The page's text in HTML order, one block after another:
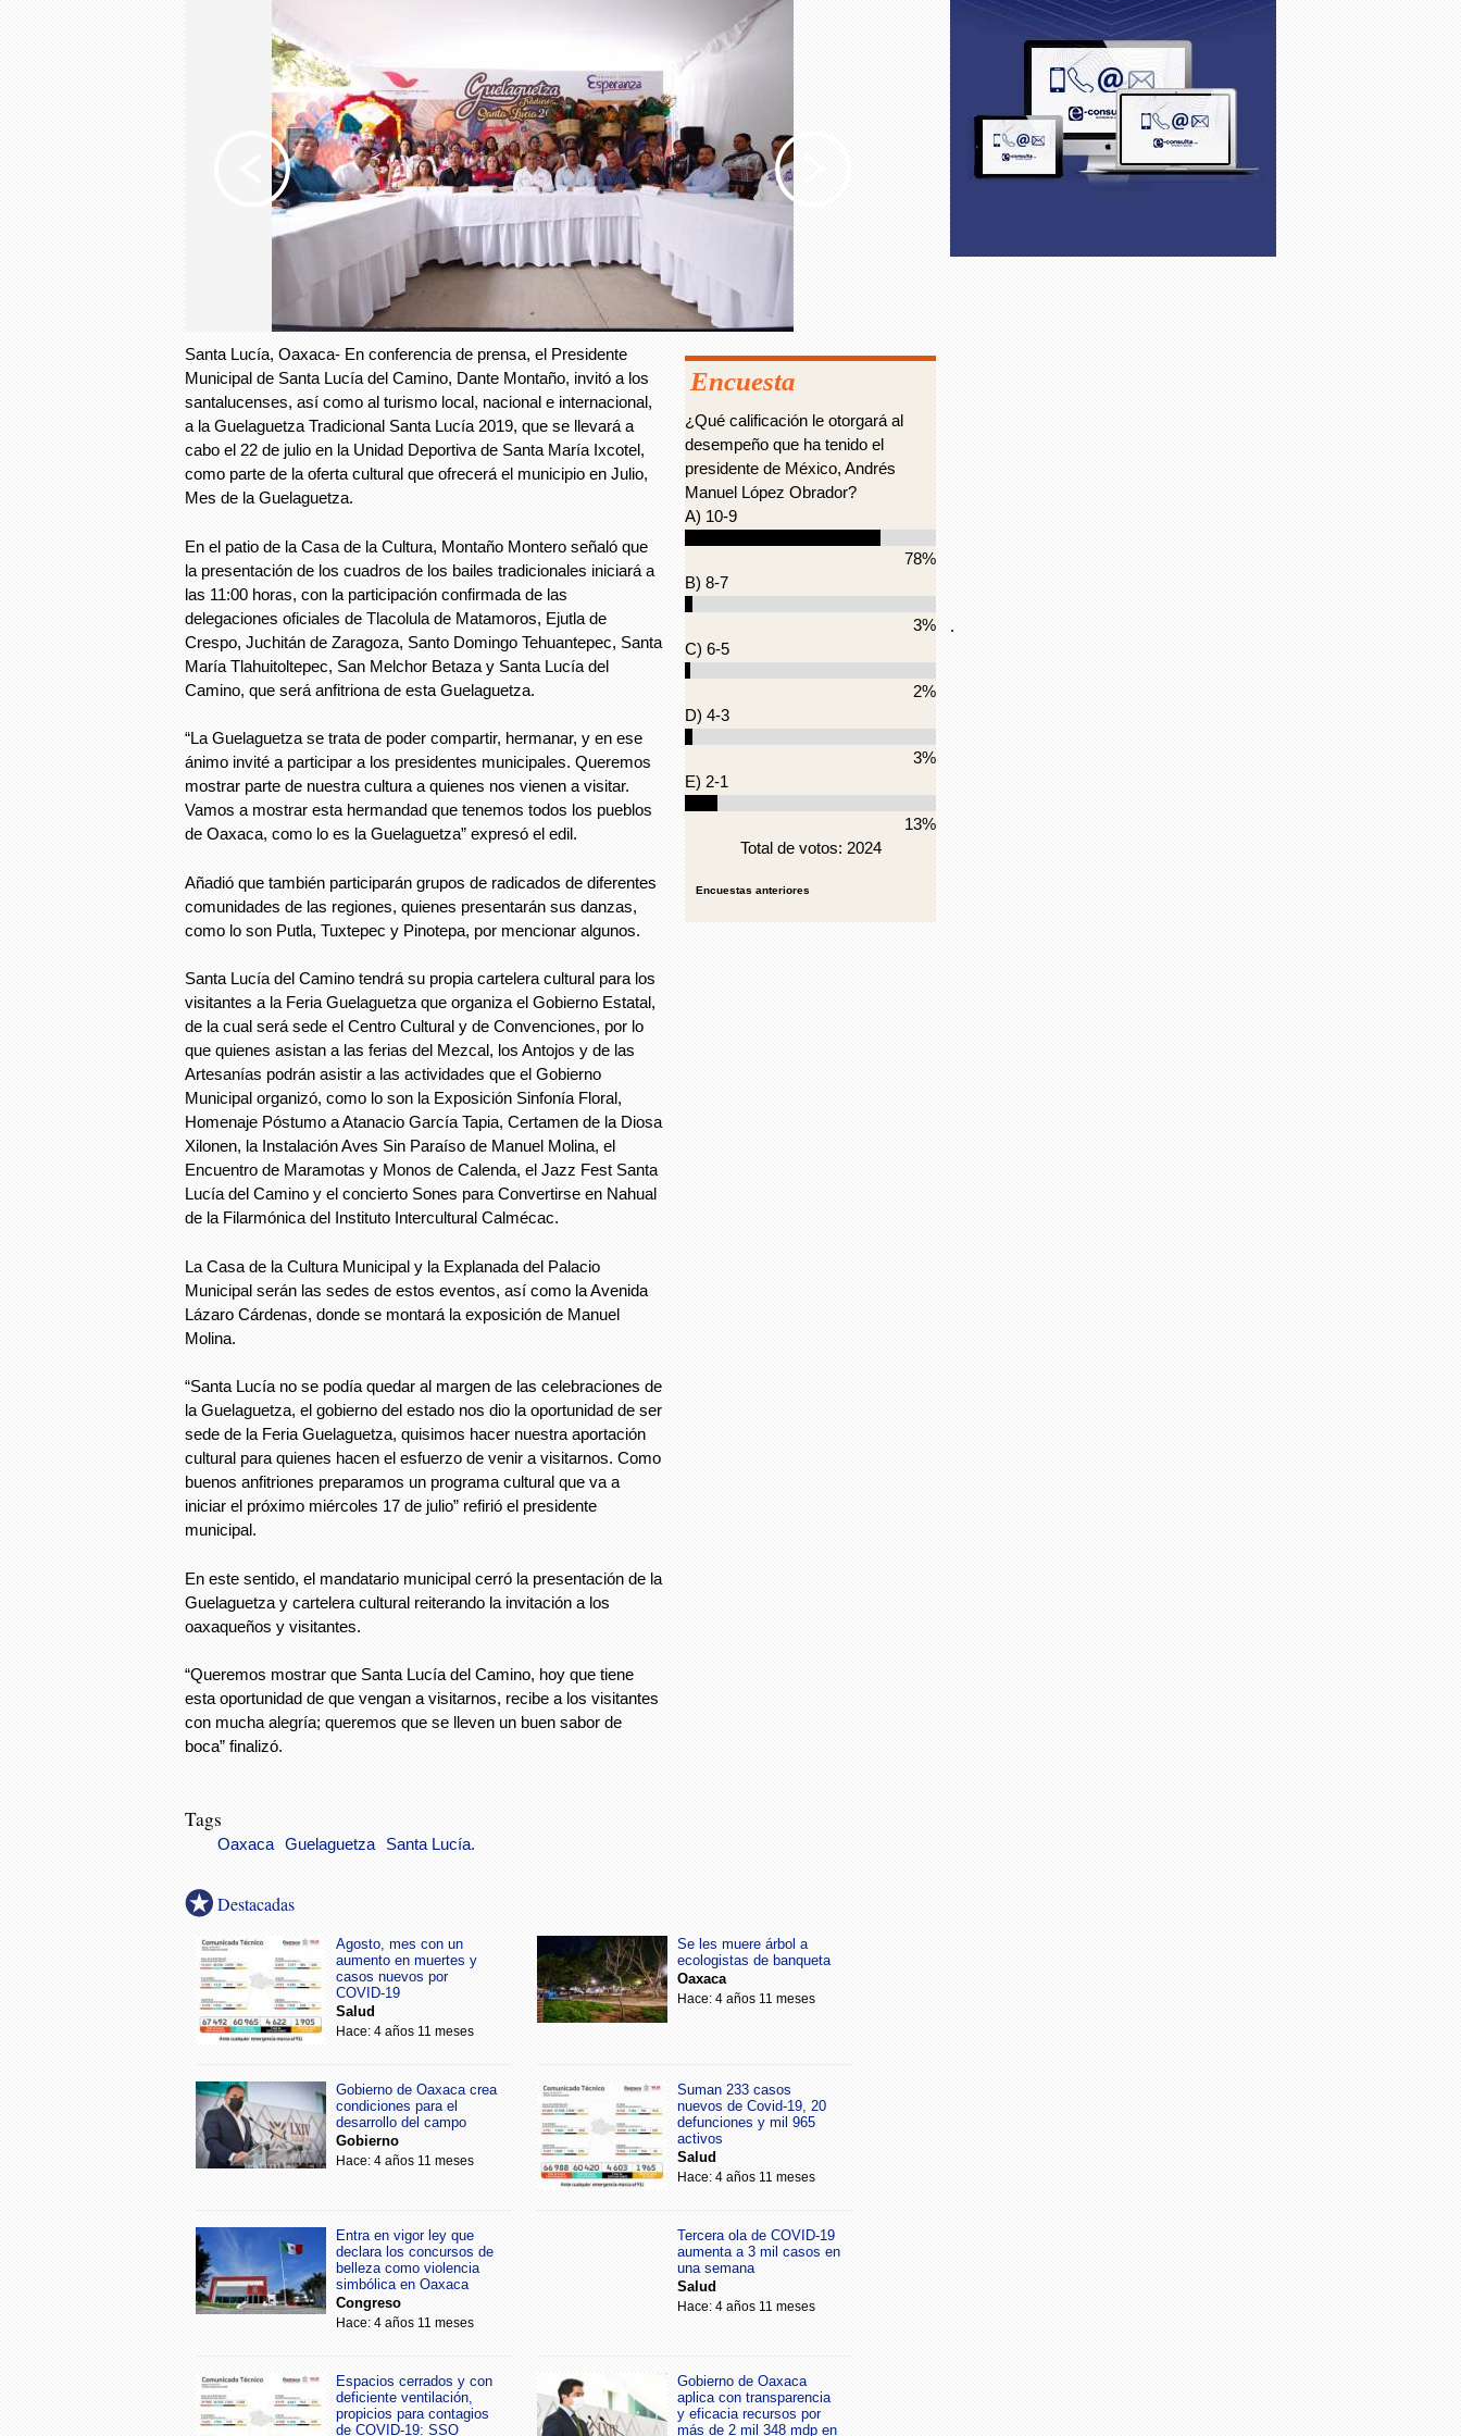
Santa Lucía, Oaxaca- En conferencia de prensa, el Presidente
Municipal de Santa Lucía del Camino, Dante Montaño, invitó a los
santalucenses, así como al turismo local, nacional e internacional,
a la Guelaguetza Tradicional Santa Lucía 2019, que se llevará a
cabo el 22 de julio en la Unidad Deportiva de Santa María Ixcotel,
como parte de la oferta cultural que ofrecerá el municipio en Julio,
Mes de la Guelaguetza.
En el patio de la Casa de la Cultura, Montaño Montero señaló que
la presentación de los cuadros de los bailes tradicionales iniciará a
las 11:00 horas, con la participación confirmada de las
delegaciones oficiales de Tlacolula de Matamoros, Ejutla de
Crespo, Juchitán de Zaragoza, Santo Domingo Tehuantepec, Santa
María Tlahuitoltepec, San Melchor Betaza y Santa Lucía del
Camino, que será anfitriona de esta Guelaguetza.
“La Guelaguetza se trata de poder compartir, hermanar, y en ese
ánimo invité a participar a los presidentes municipales. Queremos
mostrar parte de nuestra cultura a quienes nos vienen a visitar.
Vamos a mostrar esta hermandad que tenemos todos los pueblos
de Oaxaca, como lo es la Guelaguetza” expresó el edil.
Añadió que también participarán grupos de radicados de diferentes
comunidades de las regiones, quienes presentarán sus danzas,
como lo son Putla, Tuxtepec y Pinotepa, por mencionar algunos.
Santa Lucía del Camino tendrá su propia cartelera cultural para los
visitantes a la Feria Guelaguetza que organiza el Gobierno Estatal,
de la cual será sede el Centro Cultural y de Convenciones, por lo
que quienes asistan a las ferias del Mezcal, los Antojos y de las
Artesanías podrán asistir a las actividades que el Gobierno
Municipal organizó, como lo son la Exposición Sinfonía Floral,
Homenaje Póstumo a Atanacio García Tapia, Certamen de la Diosa
Xilonen, la Instalación Aves Sin Paraíso de Manuel Molina, el
Encuentro de Maramotas y Monos de Calenda, el Jazz Fest Santa
Lucía del Camino y el concierto Sones para Convertirse en Nahual
de la Filarmónica del Instituto Intercultural Calmécac.
La Casa de la Cultura Municipal y la Explanada del Palacio
Municipal serán las sedes de estos eventos, así como la Avenida
Lázaro Cárdenas, donde se montará la exposición de Manuel
Molina.
“Santa Lucía no se podía quedar al margen de las celebraciones de
la Guelaguetza, el gobierno del estado nos dio la oportunidad de ser
sede de la Feria Guelaguetza, quisimos hacer nuestra aportación
cultural para quienes hacen el esfuerzo de venir a visitarnos. Como
buenos anfitriones preparamos un programa cultural que va a
iniciar el próximo miércoles 17 de julio” refirió el presidente
municipal.
En este sentido, el mandatario municipal cerró la presentación de la
Guelaguetza y cartelera cultural reiterando la invitación a los
oaxaqueños y visitantes.
“Queremos mostrar que Santa Lucía del Camino, hoy que tiene
esta oportunidad de que vengan a visitarnos, recibe a los visitantes
con mucha alegría; queremos que se lleven un buen sabor de
boca” finalizó.
Encuesta
¿Qué calificación le otorgará al
desempeño que ha tenido el
presidente de México, Andrés
Manuel López Obrador?
A) 10-9
78%
B) 8-7
3%
C) 6-5
2%
D) 4-3
3%
E) 2-1
13%
Total de votos: 2024
Encuestas anteriores
Tags
Oaxaca Guelaguetza Santa Lucía.
Destacadas
Agosto, mes con un
aumento en muertes y
casos nuevos por
COVID-19
Salud
Hace: 4 años 11 meses
Se les muere árbol a
ecologistas de banqueta
Oaxaca
Hace: 4 años 11 meses
Gobierno de Oaxaca crea
condiciones para el
desarrollo del campo
Gobierno
Hace: 4 años 11 meses
Suman 233 casos
nuevos de Covid-19, 20
defunciones y mil 965
activos
Salud
Hace: 4 años 11 meses
Entra en vigor ley que
declara los concursos de
belleza como violencia
simbólica en Oaxaca
Congreso
Hace: 4 años 11 meses
Tercera ola de COVID-19
aumenta a 3 mil casos en
una semana
Salud
Hace: 4 años 11 meses
Espacios cerrados y con
deficiente ventilación,
propicios para contagios
de COVID-19: SSO
Gobierno de Oaxaca
aplica con transparencia
y eficacia recursos por
más de 2 mil 348 mdp en
.